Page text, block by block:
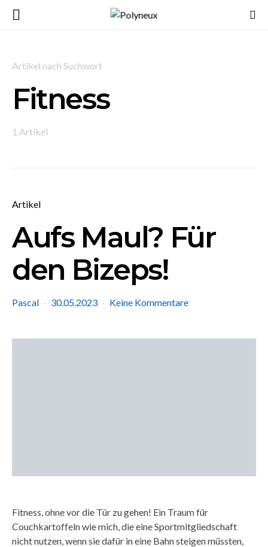
Artikel nach Suchwort
Fitness
1 Artikel
Artikel
Aufs Maul? Für
den Bizeps!
Pascal 30.05.2023 Keine Kommentare
Fitness, ohne vor die Tür zu gehen! Ein Traum für
Couchkartoffeln wie mich, die eine Sportmitgliedschaft
nicht nutzen, wenn sie dafür in eine Bahn steigen müssten,